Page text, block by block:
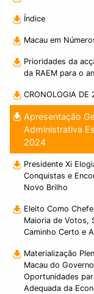
Índice
Macau em
Prioridades da
da RAEM para o
CRONOLOGIA DE
Apresentação
Administrativa
2024
Presidente Xi
Conquistas e
Novo Brilho
Eleito Como
Maioria de Votos,
Caminho Certo e
Materialização
Macau do
Oportunidades
Adequada da